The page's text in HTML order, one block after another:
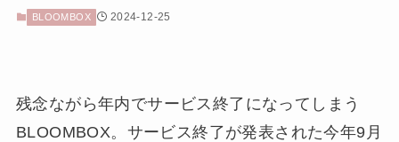
BLOOMBOX 2024-12-25
残念ながら年内でサービス終了になってしまう
BLOOMBOX。サービス終了が発表された今年9月